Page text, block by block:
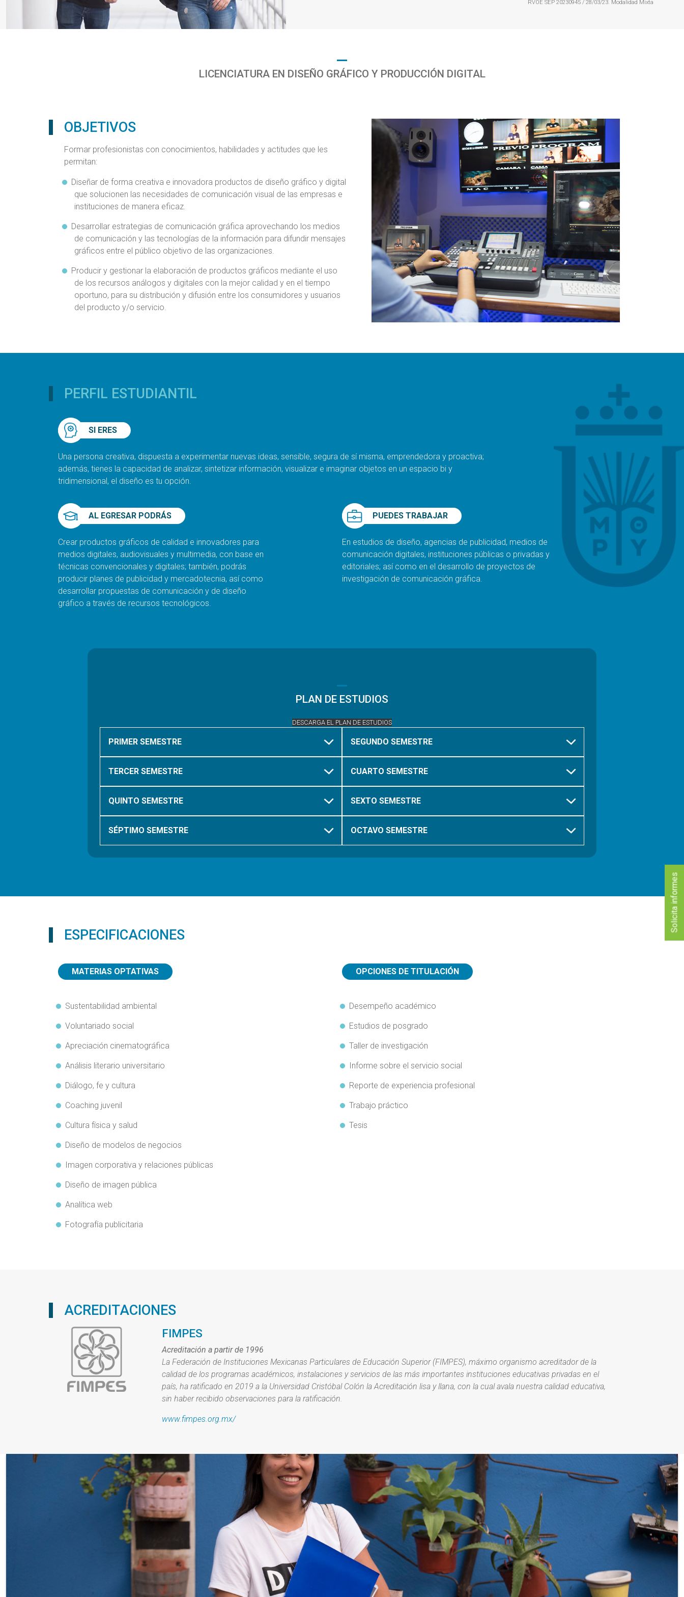
Solicita informes
RVOE SEP 20230945 / 28/03/23. Modalidad Mixta
LICENCIATURA EN DISEÑO GRÁFICO Y PRODUCCIÓN DIGITAL
OBJETIVOS
Formar profesionistas con conocimientos, habilidades y actitudes que les
permitan:
Diseñar de forma creativa e innovadora productos de diseño gráfico y digital
que solucionen las necesidades de comunicación visual de las empresas e
instituciones de manera eficaz.
Desarrollar estrategias de comunicación gráfica aprovechando los medios
de comunicación y las tecnologías de la información para difundir mensajes
gráficos entre el público objetivo de las organizaciones.
Producir y gestionar la elaboración de productos gráficos mediante el uso
de los recursos análogos y digitales con la mejor calidad y en el tiempo
oportuno, para su distribución y difusión entre los consumidores y usuarios
del producto y/o servicio.
PERFIL ESTUDIANTIL
SI ERES
Una persona creativa, dispuesta a experimentar nuevas ideas, sensible, segura de sí misma, emprendedora y proactiva;
además, tienes la capacidad de analizar, sintetizar información, visualizar e imaginar objetos en un espacio bi y
tridimensional, el diseño es tu opción.
AL EGRESAR PODRÁS
Crear productos gráficos de calidad e innovadores para
medios digitales, audiovisuales y multimedia, con base en
técnicas convencionales y digitales; también, podrás
producir planes de publicidad y mercadotecnia, así como
desarrollar propuestas de comunicación y de diseño
gráfico a través de recursos tecnológicos.
PUEDES TRABAJAR
En estudios de diseño, agencias de publicidad, medios de
comunicación digitales, instituciones públicas o privadas y
editoriales; así como en el desarrollo de proyectos de
investigación de comunicación gráfica.
PLAN DE ESTUDIOS
DESCARGA EL PLAN DE ESTUDIOS
PRIMER SEMESTRE SEGUNDO SEMESTRE
TERCER SEMESTRE CUARTO SEMESTRE
QUINTO SEMESTRE SEXTO SEMESTRE
SÉPTIMO SEMESTRE OCTAVO SEMESTRE
ESPECIFICACIONES
MATERIAS OPTATIVAS
Sustentabilidad ambiental
Voluntariado social
Apreciación cinematográfica
Análisis literario universitario
Diálogo, fe y cultura
Coaching juvenil
Cultura física y salud
Diseño de modelos de negocios
Imagen corporativa y relaciones públicas
Diseño de imagen pública
Analítica web
Fotografía publicitaria
OPCIONES DE TITULACIÓN
Desempeño académico
Estudios de posgrado
Taller de investigación
Informe sobre el servicio social
Reporte de experiencia profesional
Trabajo práctico
Tesis
ACREDITACIONES
FIMPES
Acreditación a partir de 1996
La Federación de Instituciones Mexicanas Particulares de Educación Superior (FIMPES), máximo organismo acreditador de la
calidad de los programas académicos, instalaciones y servicios de las más importantes instituciones educativas privadas en el
país, ha ratificado en 2019 a la Universidad Cristóbal Colón la Acreditación lisa y llana, con la cual avala nuestra calidad educativa,
sin haber recibido observaciones para la ratificación.
www.fimpes.org.mx/